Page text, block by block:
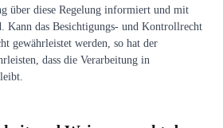
über diese Regelung informiert und mit
Kann das Besichtigungs- und Kontrollrecht
gewährleistet werden, so hat der
dass die Verarbeitung in